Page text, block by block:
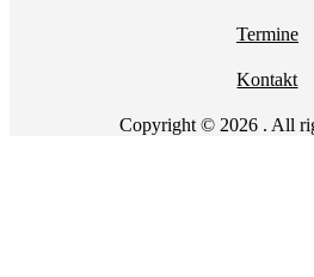
Termine
Kontakt
Copyright © 2026 . All